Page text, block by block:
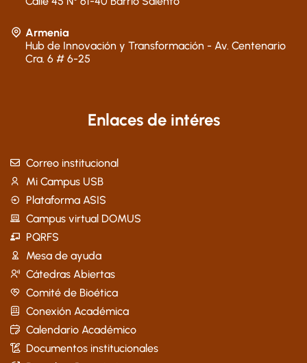
Armenia
Hub de Innovación y Transformación - Av. Centenario
Cra. 6 # 6-25
Enlaces de intéres
Correo institucional
Mi Campus USB
Plataforma ASIS
Campus virtual DOMUS
PQRFS
Mesa de ayuda
Cátedras Abiertas
Comité de Bioética
Conexión Académica
Calendario Académico
Documentos institucionales